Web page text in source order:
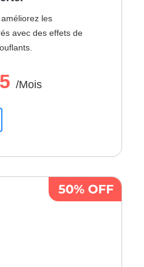
les
avec des effets de
/Mois